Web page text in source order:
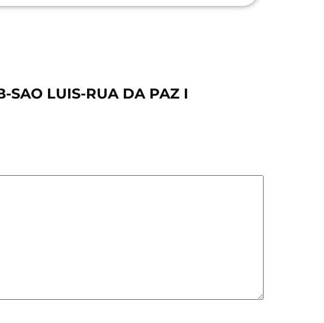
LUIS-RUA DA PAZ I